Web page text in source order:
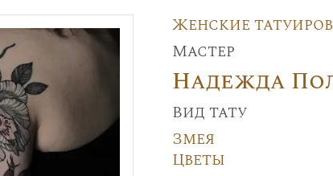
Женские
Мастер
Надежда
Вид тату
Змея
Цветы